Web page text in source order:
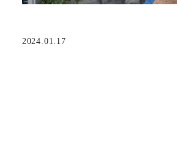
2024.01.17